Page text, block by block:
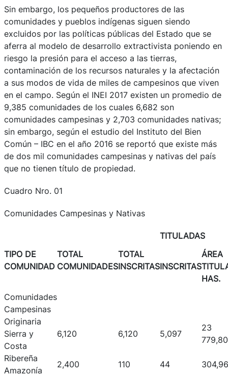
Sin embargo, los pequeños productores de las
comunidades y pueblos indígenas siguen siendo
excluidos por las políticas públicas del Estado que se
aferra al modelo de desarrollo extractivista poniendo en
riesgo la presión para el acceso a las tierras,
contaminación de los recursos naturales y la afectación
a sus modos de vida de miles de campesinos que viven
en el campo. Según el INEI 2017 existen un promedio de
9,385 comunidades de los cuales 6,682 son
comunidades campesinas y 2,703 comunidades nativas;
sin embargo, según el estudio del Instituto del Bien
Común – IBC en el año 2016 se reportó que existe más
de dos mil comunidades campesinas y nativas del país
que no tienen título de propiedad.
Cuadro Nro. 01
Comunidades Campesinas y Nativas
TIPO DE
COMUNIDAD
TOTAL
COMUNIDADES
TOTAL
INSCRITAS
TITULADAS
INSCRITAS
ÁREA
HAS.
Comunidades
Campesinas
Originaria
Sierra y
Costa
6,120 6,120 5,097
23
Ribereña
Amazonía
2,400 110 44